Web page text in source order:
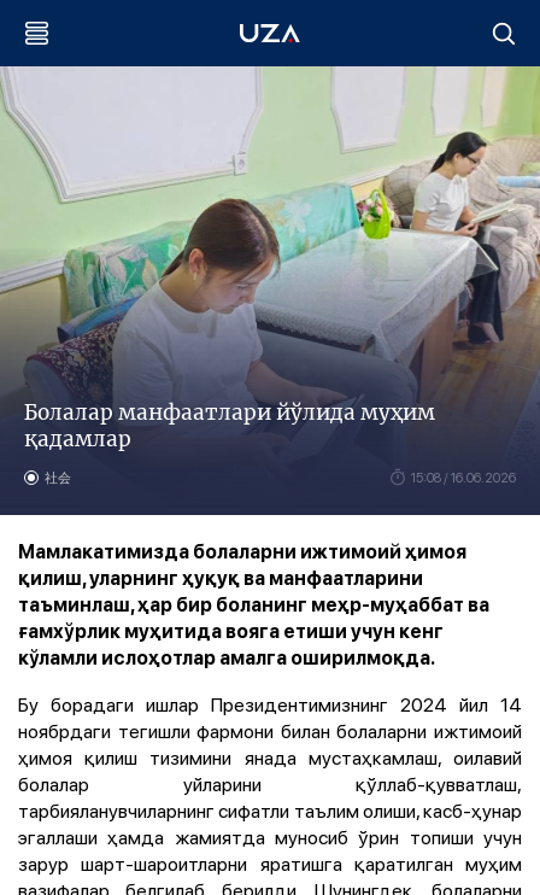
Болалар манфаатлари йўлида муҳим
қадамлар
社会 15:08 / 16.06.2026
Мамлакатимизда болаларни ижтимоий ҳимоя
қилиш, уларнинг ҳуқуқ ва манфаатларини
таъминлаш, ҳар бир боланинг меҳр-муҳаббат ва
ғамхўрлик муҳитида вояга етиши учун кенг
кўламли ислоҳотлар амалга оширилмоқда.
Бу борадаги ишлар Президентимизнинг 2024 йил 14
ноябрдаги тегишли фармони билан болаларни ижтимоий
ҳимоя қилиш тизимини янада мустаҳкамлаш, оилавий
болалар уйларини қўллаб-қувватлаш,
тарбияланувчиларнинг сифатли таълим олиши, касб-ҳунар
эгаллаши ҳамда жамиятда муносиб ўрин топиши учун
зарур шарт-шароитларни яратишга қаратилган муҳим